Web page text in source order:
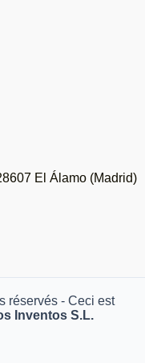
El Álamo (Madrid)
réservés - Ceci est
Inventos S.L.